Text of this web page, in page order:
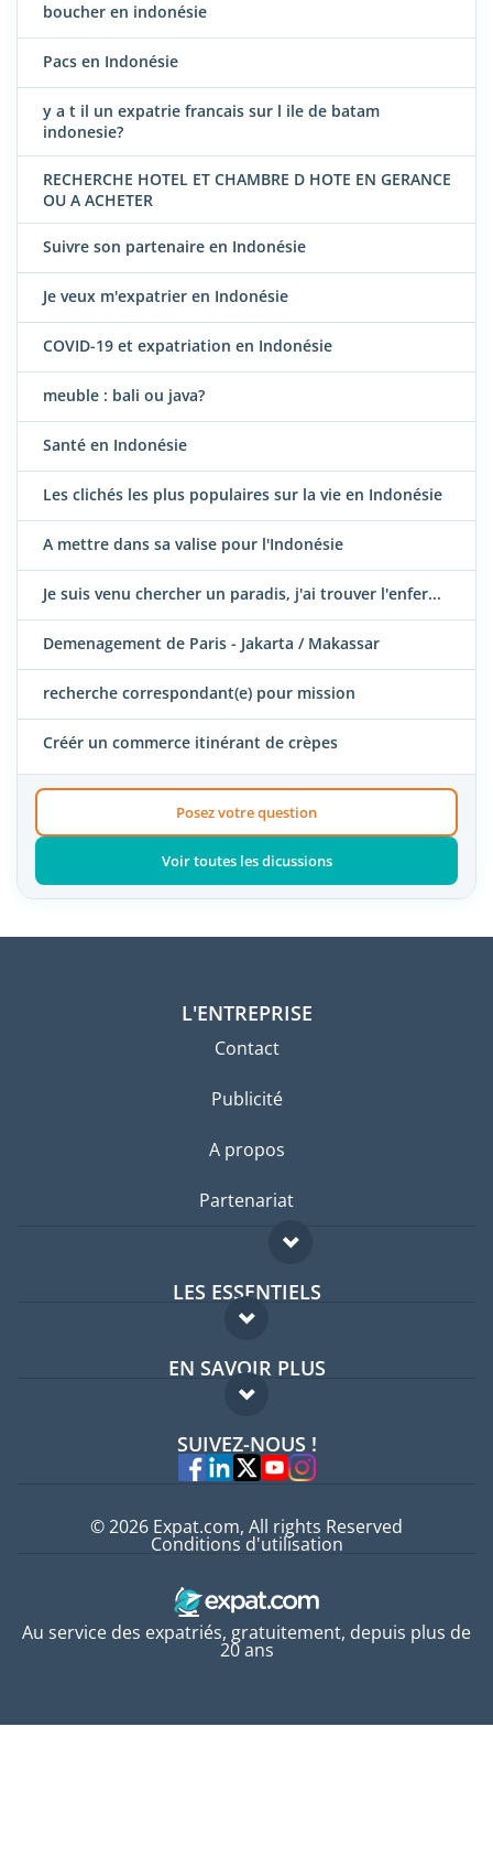
boucher en indonésie
Pacs en Indonésie
y a t il un expatrie francais sur l ile de batam
indonesie?
RECHERCHE HOTEL ET CHAMBRE D HOTE EN GERANCE
OU A ACHETER
Suivre son partenaire en Indonésie
Je veux m'expatrier en Indonésie
COVID-19 et expatriation en Indonésie
meuble : bali ou java?
Santé en Indonésie
Les clichés les plus populaires sur la vie en Indonésie
A mettre dans sa valise pour l'Indonésie
Je suis venu chercher un paradis, j'ai trouver l'enfer...
Demenagement de Paris - Jakarta / Makassar
recherche correspondant(e) pour mission
Créér un commerce itinérant de crèpes
Posez votre question
Voir toutes les dicussions
L'ENTREPRISE
Contact
Publicité
A propos
Partenariat
LES ESSENTIELS
Forum expatriés
Guides pays
EN SAVOIR PLUS
FAQ
Experts
SUIVEZ-NOUS !
Au service des expatriés, gratuitement, depuis plus de
20 ans
© 2026 Expat.com, All rights Reserved
Conditions d'utilisation